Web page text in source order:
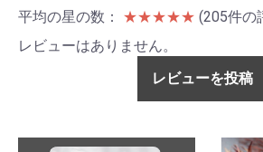
平均の星の数： ★★★★★ (205件の
レビューはありません。
レビューを投稿